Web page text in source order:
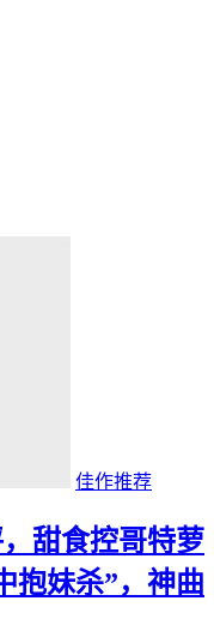
佳作推荐
甜食控哥特萝
抱妹杀”，神曲